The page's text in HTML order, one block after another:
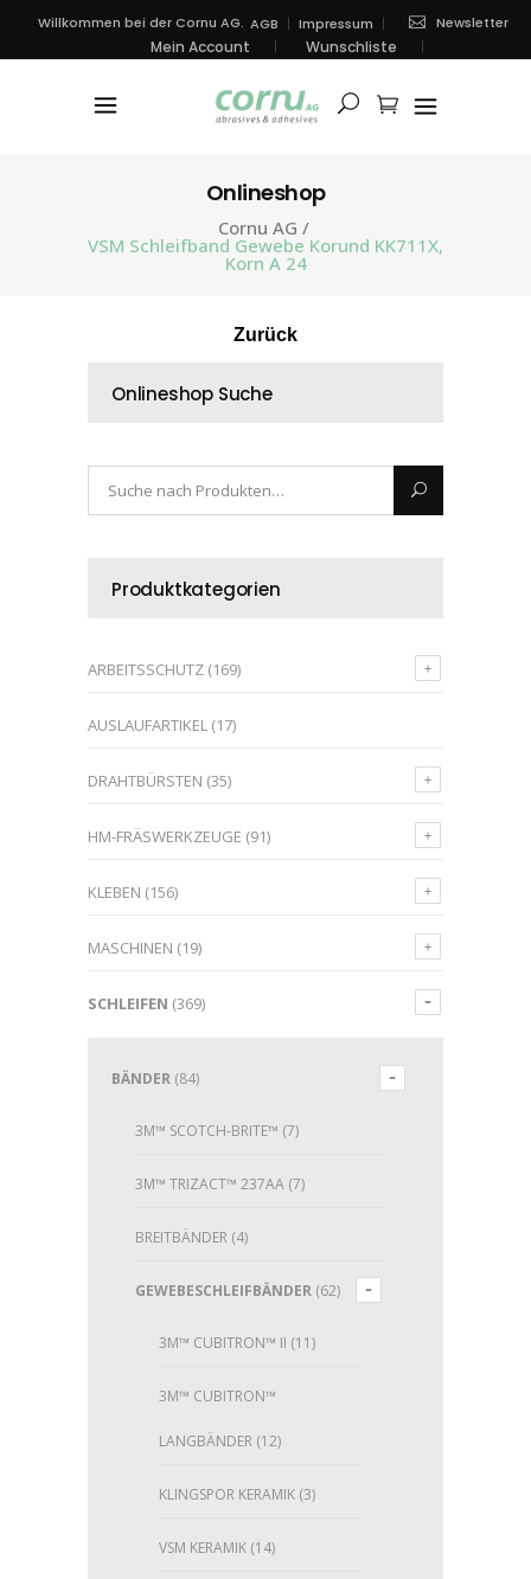
Willkommen bei der Cornu AG. AGB Impressum Newsletter
Mein Account Wunschliste
Onlineshop
Cornu AG /
VSM Schleifband Gewebe Korund KK711X,
Korn A 24
Zurück
Onlineshop Suche
Produktkategorien
ARBEITSSCHUTZ (169)
AUSLAUFARTIKEL (17)
DRAHTBÜRSTEN (35)
HM-FRÄSWERKZEUGE (91)
KLEBEN (156)
MASCHINEN (19)
SCHLEIFEN (369)
BÄNDER (84)
3M™ SCOTCH-BRITE™ (7)
3M™ TRIZACT™ 237AA (7)
BREITBÄNDER (4)
GEWEBESCHLEIFBÄNDER (62)
3M™ CUBITRON™ II (11)
3M™ CUBITRON™
LANGBÄNDER (12)
KLINGSPOR KERAMIK (3)
VSM KERAMIK (14)